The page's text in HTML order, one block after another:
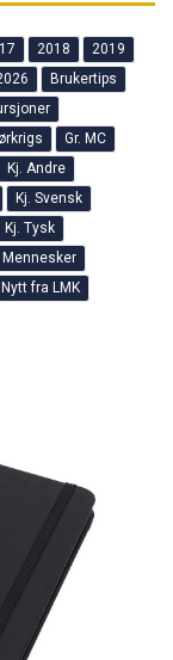
2018
2019
Brukertips
Gr. MC
Kj. Andre
Kj. Svensk
Kj. Tysk
Mennesker
Nytt fra LMK